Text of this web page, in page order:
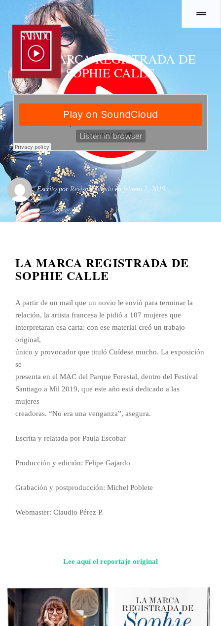
LA MARCA REGISTRADA DE
SOPHIE CALLE
Escrito por Revista Sábado en febrero 2, 2019
LA MARCA REGISTRADA DE
SOPHIE CALLE
A partir de un mail que un novio le envió para terminar la
relación, la artista francesa le pidió a 107 mujeres que
interpretaran esa carta: con ese material creó un trabajo
original,
único y provocador que tituló Cuídese mucho. La exposición
se
presenta en el MAC del Parque Forestal, dentro del Festival
Santiago a Mil 2019, que este año está dedicado a las
mujeres
creadoras. “No era una venganza”, asegura.
Escrita y relatada por Paula Escobar
Producción y edición: Felipe Gajardo
Grabación y postproducción: Michel Poblete
Webmaster: Claudio Pérez P.
Lee aquí el reportaje original